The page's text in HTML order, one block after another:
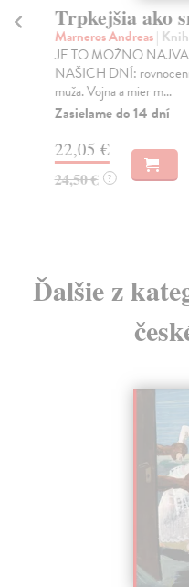
Trpkejšia ako
Marneros Andreas|
JE TO MOŽNO
NAŠICH DNÍ:
muža. Vojna a mier m...
Zasielame do 14 dní
22,05 €
24,50 € ?
Ďalšie z